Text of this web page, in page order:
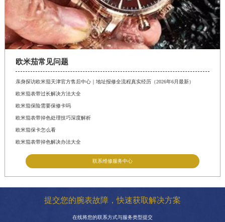
欧米茄常见问题
亲身探访欧米茄天津官方售后中心｜地址报修全流程真实经历（2026年6月最新）
欧米茄表带过长解决方法大全
欧米茄保险需要保修卡吗
欧米茄表带掉色处理技巧深度解析
欧米茄保卡怎么看
欧米茄表带掉色解决办法大全
联系维修服务中心
提交您的腕表故障，快速获取解决方案
在线将您的联系方式与服务类型提交